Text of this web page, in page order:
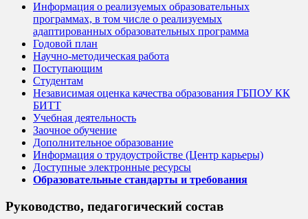
Информация о реализуемых образовательных
программах, в том числе о реализуемых
адаптированных образовательных программа
Годовой план
Научно-методическая работа
Поступающим
Студентам
Независимая оценка качества образования ГБПОУ КК
БИТТ
Учебная деятельность
Заочное обучение
Дополнительное образование
Информация о трудоустройстве (Центр карьеры)
Доступные электронные ресурсы
Образовательные стандарты и требования
Руководство, педагогический состав